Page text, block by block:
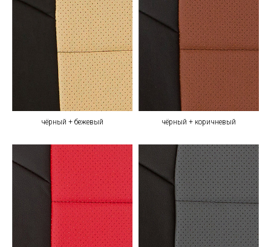
чёрный + бежевый чёрный + коричневый